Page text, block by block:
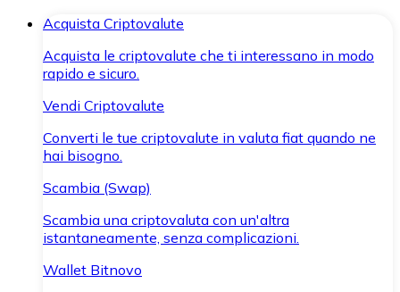
Acquista Criptovalute
Acquista le criptovalute che ti interessano in modo
rapido e sicuro.
Vendi Criptovalute
Converti le tue criptovalute in valuta fiat quando ne
hai bisogno.
Scambia (Swap)
Scambia una criptovaluta con un'altra
istantaneamente, senza complicazioni.
Wallet Bitnovo